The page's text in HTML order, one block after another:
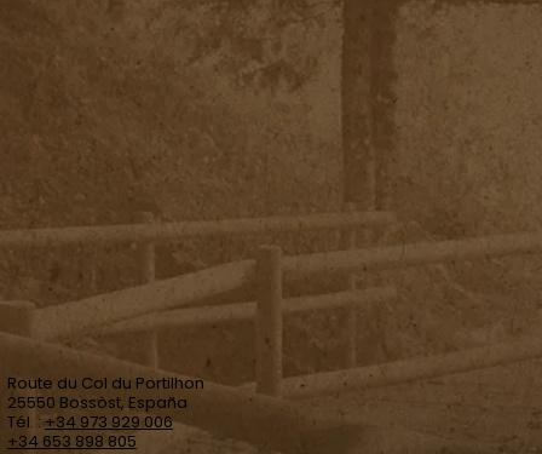
Route du Col du Portilhon
25550 Bossòst, España
Tél. : +34 973 929 006
+34 653 898 805